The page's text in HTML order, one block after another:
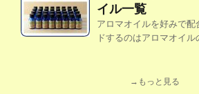
イル一覧
アロマオイルを好みで
ドするのはアロマオイル
→もっと見る